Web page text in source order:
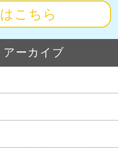
こちら
アーカイブ